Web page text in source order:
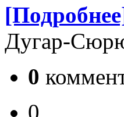
Дугар-
0
0